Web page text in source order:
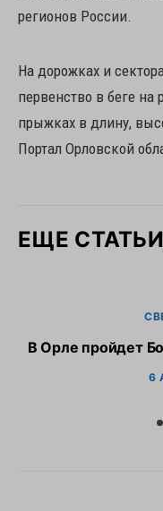
регионов России.
На дорожках и
первенство в беге на
прыжках в длину,
Портал Орловской
ЕЩЕ
В Орле пройдет
6